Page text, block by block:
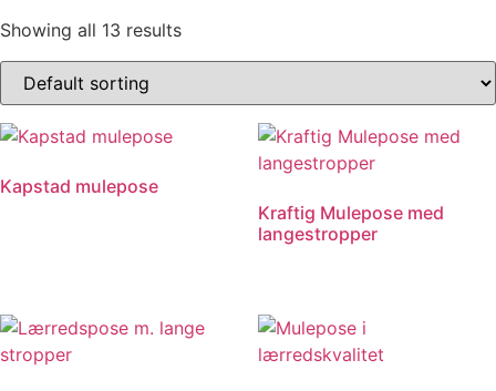
Showing all 13 results
Kapstad mulepose
Kraftig Mulepose med
langestropper